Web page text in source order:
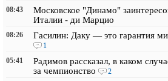
08:43
Московское "Динамо"
Италии - ди Марцио
08:26 Гасилин: Даку — это гарантия
1
05:41
Радимов рассказал, в каком
за чемпионство
2